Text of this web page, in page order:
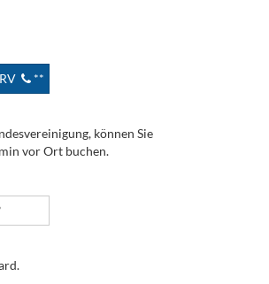
**
können Sie
vor Ort buchen.